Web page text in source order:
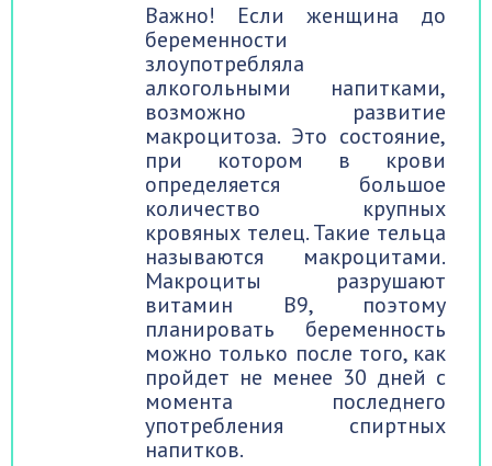
Важно! Если женщина до
беременности
злоупотребляла
алкогольными напитками,
возможно развитие
макроцитоза. Это состояние,
при котором в крови
определяется большое
количество крупных
кровяных телец. Такие тельца
называются макроцитами.
Макроциты разрушают
витамин B9, поэтому
планировать беременность
можно только после того, как
пройдет не менее 30 дней с
момента последнего
употребления спиртных
напитков.